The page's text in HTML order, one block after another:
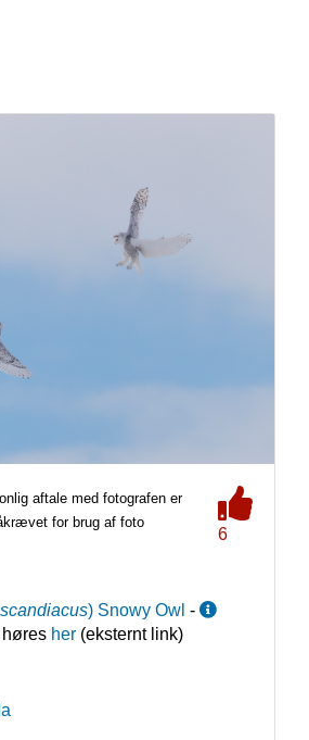
aftale med fotografen er
for brug af foto
6
) Snowy Owl -
her(eksternt link)